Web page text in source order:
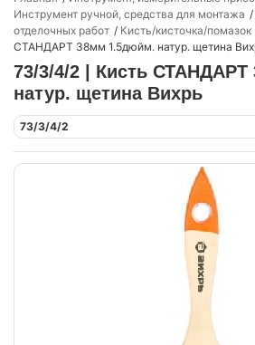
Инструмент ручной, средства для монтажа
отделочных работ
Кисть/кисточка/помазок
СТАНДАРТ 38мм 1.5дюйм. натур. щетина
73/3/4/2 | Кисть
натур. щетина Вихрь
73/3/4/2